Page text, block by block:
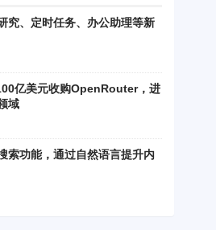
究、定时任务、办公助理等新
亿美元收购OpenRouter，进
域
索功能，通过自然语言提升内